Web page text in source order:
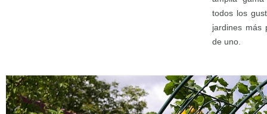
todos los
jardines más
de uno.